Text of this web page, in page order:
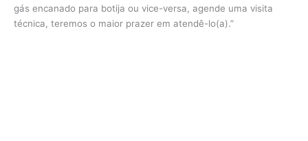
gás encanado para botija ou vice-versa, agende uma visita
técnica, teremos o maior prazer em atendê-lo(a).”